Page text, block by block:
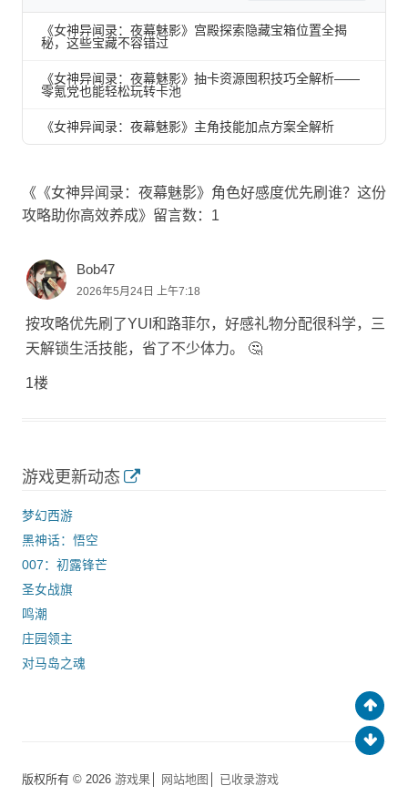
《女神异闻录：夜幕魅影》宫殿探索隐藏宝箱位置全揭
秘，这些宝藏不容错过
《女神异闻录：夜幕魅影》抽卡资源囤积技巧全解析——
零氪党也能轻松玩转卡池
《女神异闻录：夜幕魅影》主角技能加点方案全解析
《《女神异闻录：夜幕魅影》角色好感度优先刷谁？这份
攻略助你高效养成》留言数：1
Bob47
2026年5月24日 上午7:18
按攻略优先刷了YUI和路菲尔，好感礼物分配很科学，三
天解锁生活技能，省了不少体力。 🤔
1楼
游戏更新动态
梦幻西游
黑神话：悟空
007：初露锋芒
圣女战旗
鸣潮
庄园领主
对马岛之魂
版权所有 © 2026 游戏果 网站地图 已收录游戏